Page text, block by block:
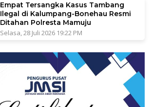
Empat Tersangka Kasus Tambang
Ilegal di Kalumpang-Bonehau Resmi
Ditahan Polresta Mamuju
Selasa, 28 Juli 2026 19:22 PM